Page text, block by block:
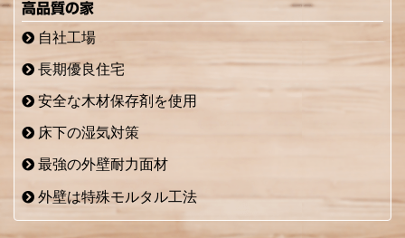
高品質の家
自社工場
長期優良住宅
安全な木材保存剤を使用
床下の湿気対策
最強の外壁耐力面材
外壁は特殊モルタル工法